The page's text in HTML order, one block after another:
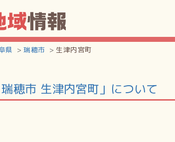
県 瑞穂市 生津内宮町
瑞穂市 生津内宮町」について